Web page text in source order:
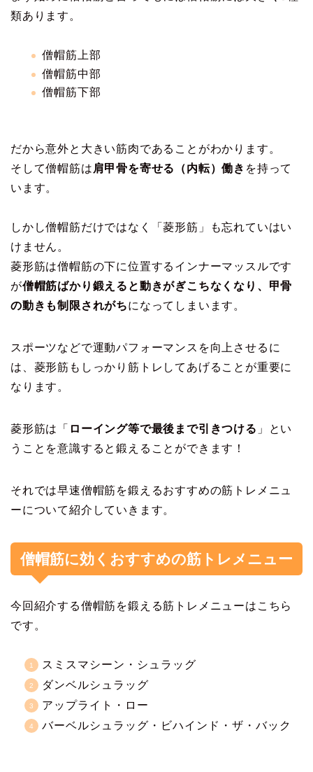
類あります。
僧帽筋上部
僧帽筋中部
僧帽筋下部
だから意外と大きい筋肉であることがわかります。
そして僧帽筋は肩甲骨を寄せる（内転）働き を持って
います。
しかし僧帽筋だけではなく「菱形筋」も忘れていはい
けません。
菱形筋は僧帽筋の下に位置するインナーマッスルです
が僧帽筋ばかり鍛えると動きがぎこちなくなり、甲骨
の動きも制限されがちになってしまいます。
スポーツなどで運動パフォーマンスを向上させるに
は、菱形筋もしっかり筋トレしてあげることが重要に
なります。
菱形筋は「 ローイング等で最後まで引きつける 」とい
うことを意識すると鍛えることができます！
それでは早速僧帽筋を鍛えるおすすめの筋トレメニュ
ーについて紹介していきます。
僧帽筋に効くおすすめの筋トレメニュー
今回紹介する僧帽筋を鍛える筋トレメニューはこちら
です。
スミスマシーン・シュラッグ
ダンベルシュラッグ
アップライト・ロー
バーベルシュラッグ・ビハインド・ザ・バック